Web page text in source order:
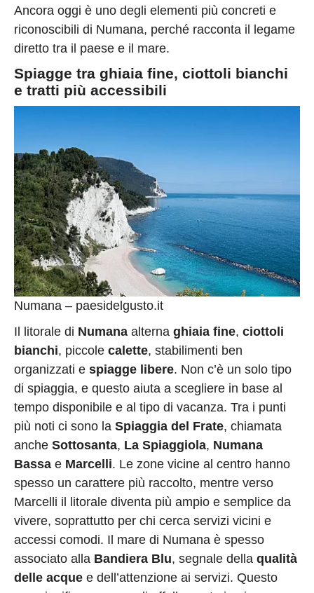
Ancora oggi è uno degli elementi più concreti e
riconoscibili di Numana, perché racconta il legame
diretto tra il paese e il mare.
Spiagge tra ghiaia fine, ciottoli bianchi
e tratti più accessibili
Numana – paesidelgusto.it
Il litorale di Numana alterna ghiaia fine, ciottoli
bianchi, piccole calette, stabilimenti ben
organizzati e spiagge libere. Non c’è un solo tipo
di spiaggia, e questo aiuta a scegliere in base al
tempo disponibile e al tipo di vacanza. Tra i punti
più noti ci sono la Spiaggia del Frate, chiamata
anche Sottosanta, La Spiaggiola, Numana
Bassa e Marcelli. Le zone vicine al centro hanno
spesso un carattere più raccolto, mentre verso
Marcelli il litorale diventa più ampio e semplice da
vivere, soprattutto per chi cerca servizi vicini e
accessi comodi. Il mare di Numana è spesso
associato alla Bandiera Blu, segnale della qualità
delle acque e dell’attenzione ai servizi. Questo